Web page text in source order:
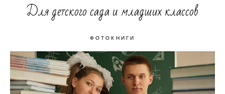
Для детского сада и младших классов
ФОТОКНИГИ